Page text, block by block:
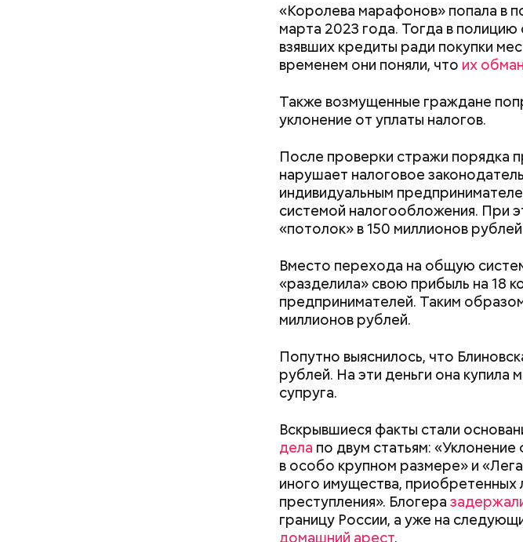
«Королева марафонов» попала в
марта 2023 года. Тогда в полицию
взявших кредиты ради покупки
временем они поняли, что их
Также возмущенные граждане
уклонение от уплаты налогов.
После проверки стражи порядка
нарушает налоговое
индивидуальным
системой налогообложения. При
«потолок» в 150 миллионов
Вместо перехода на общую
«разделила» свою прибыль на 18
предпринимателей. Таким
миллионов рублей.
Попутно выяснилось, что
рублей. На эти деньги она
супруга.
Вскрывшиеся факты стали
дела по двум статьям:
в особо крупном размере» и
иного имущества, приобретенных
преступления». Блогера
границу России, а уже на
домашний арест.
Примечательно и то, что 12
смартфона убивает любовь в
«Неизбежно приведет к
слепоте»: чем опасно
повреждение нервов
после ковида